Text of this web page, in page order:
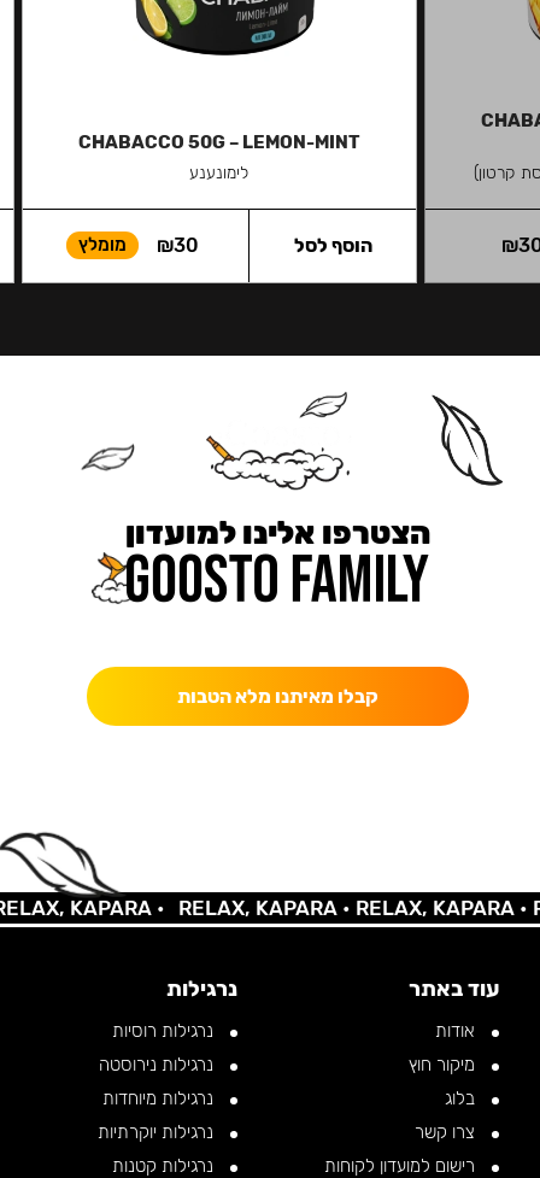
קרטון)
₪
CHABACCO 50G – LEMON-MINT
לימונענע
₪30 מומלץ הוסף לסל
הצטרפו אלינו למועדון
קבלו מאיתנו מלא הטבות
KAPARA • RELAX, KAPARA •RELAX, KAPARA •
עוד באתר
אודות
מיקור חוץ
בלוג
צרו קשר
רישום למועדון לקוחות
נרגילות
נרגילות רוסיות
נרגילות נירוסטה
נרגילות מיוחדות
נרגילות יוקרתיות
נרגילות קטנות